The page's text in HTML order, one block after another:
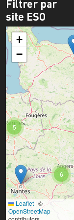
Filtrer par
site ESO
6
5
+
−
Leaflet | ©
OpenStreetMap